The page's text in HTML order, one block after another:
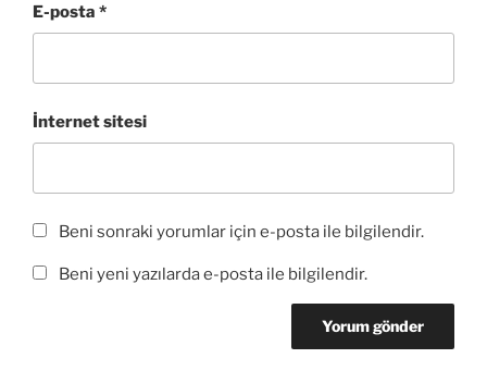
E-posta *
İnternet sitesi
Beni sonraki yorumlar için e-posta ile bilgilendir.
Beni yeni yazılarda e-posta ile bilgilendir.